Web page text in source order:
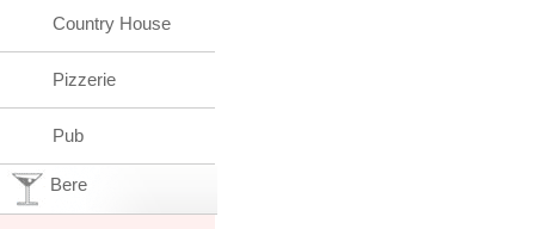
Country House
Pizzerie
Pub
Bere